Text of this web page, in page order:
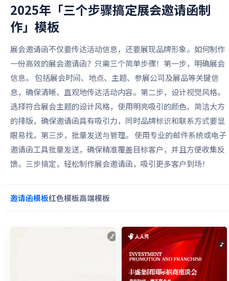
2025年「三个步骤搞定展会邀请函制
作」 模板
展会邀请函不仅要传达活动信息，还要展现品牌形象。如何制作
一份高效的展会邀请函？只需三个简单步骤！第一步，明确展会
信息。 包括展会时间、地点、主题、参展公司及展品等关键信
息，确保清晰、直观地传达活动内容。第二步，设计视觉风格。
选择符合展会主题的设计风格，使用明亮吸引的颜色、简洁大方
的排版，确保邀请函具有吸引力，同时品牌标识和联系方式要显
眼易找。第三步，批量发送与管理。 使用专业的邮件系统或电子
邀请函工具批量发送，确保精准覆盖目标客户，并且方便收集反
馈。三步搞定，轻松制作展会邀请函，吸引更多客户到场！
邀请函模板红色模板高端模板